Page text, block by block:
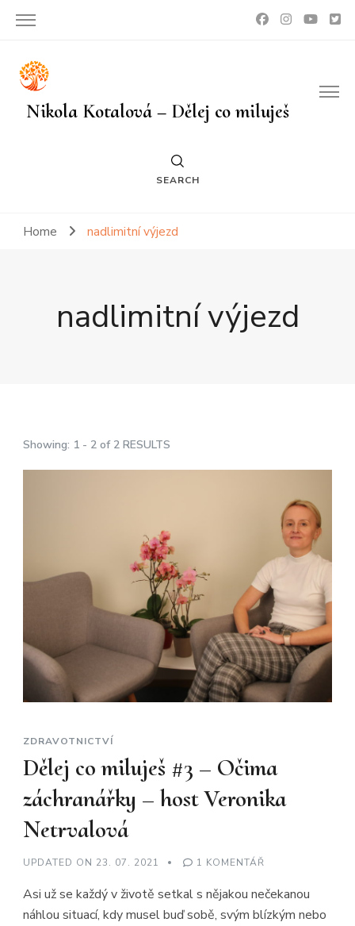
Nikola Kotalová – Dělej co miluješ
SEARCH
Home nadlimitní výjezd
nadlimitní výjezd
Showing: 1 - 2 of 2 RESULTS
ZDRAVOTNICTVÍ
Dělej co miluješ #3 – Očima
záchranářky – host Veronika
Netrvalová
UPDATED ON 23. 07. 2021 1 KOMENTÁŘ
NÁZVEM
CO
Asi už se každý v životě setkal s nějakou nečekanou
náhlou situací, kdy musel buď sobě, svým blízkým nebo